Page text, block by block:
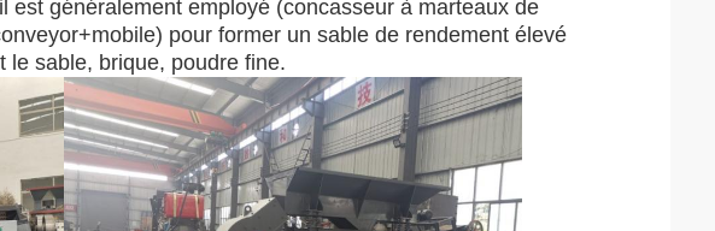
est généralement employé (concasseur à marteaux de
pour former un sable de rendement élevé
le sable, brique, poudre fine.